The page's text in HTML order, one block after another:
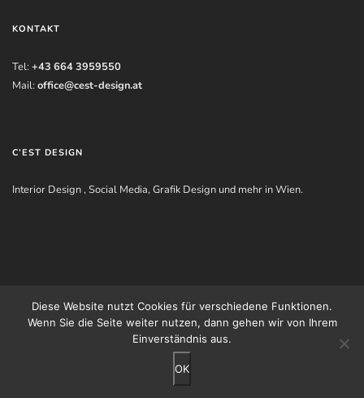
KONTAKT
Tel: +43 664 3959550
Mail: office@cest-design.at
C’EST DESIGN
Interior Design , Social Media, Grafik Design und mehr in Wien.
Diese Website nutzt Cookies für verschiedene Funktionen.
Wenn Sie die Seite weiter nutzen, dann gehen wir von Ihrem
Einverständnis aus.
OK